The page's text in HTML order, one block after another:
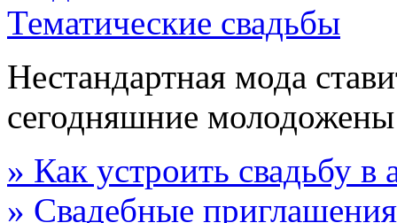
Тематические свадьбы
Нестандартная мода
сегодняшние
» Как устроить свадьбу в
» Свадебные приглашения